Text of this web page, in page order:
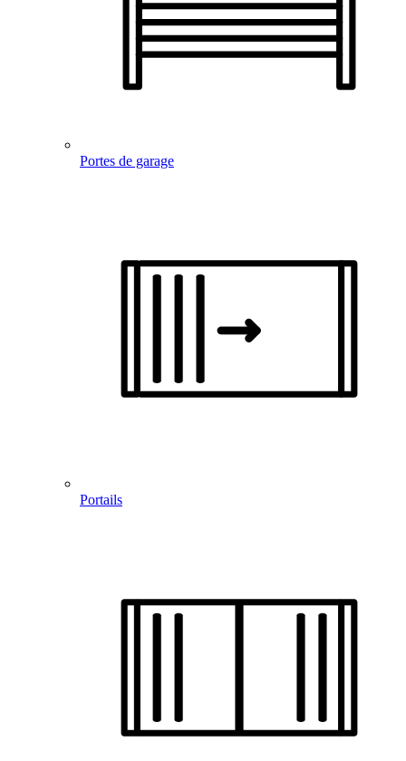
Portes de garage
Portails